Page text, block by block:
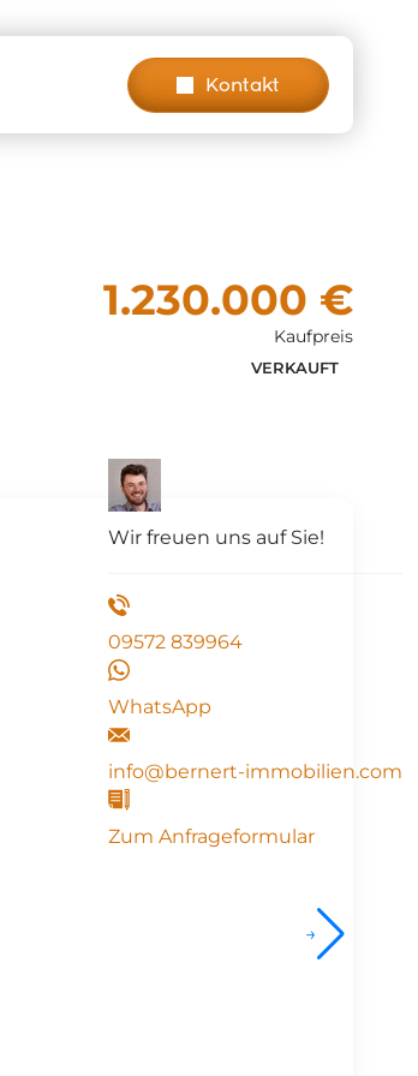
Kontakt
Wir freuen uns auf Sie!
09572 839964
WhatsApp
info@bernert-immobilien.com
Zum Anfrageformular
1.230.000 €
Kaufpreis
VERKAUFT
→